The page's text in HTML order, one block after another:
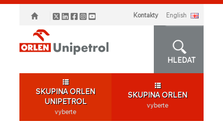
Kontakty english
HLEDAT
SKUPINA ORLEN
UNIPETROL
vyberte
SKUPINA ORLEN
vyberte